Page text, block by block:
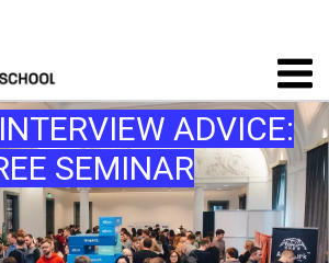
ADVICE:
SEMINAR